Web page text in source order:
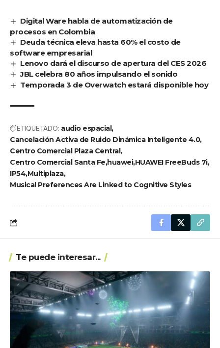
Digital Ware habla de automatización de
procesos en Colombia
Deuda técnica eleva hasta 60% el costo de
software empresarial
Lenovo dará el discurso de apertura del CES 2026
JBL celebra 80 años impulsando el sonido
Temporada 3 de Overwatch estará disponible hoy
ETIQUETADO: audio espacial
Cancelación Activa de Ruido Dinámica Inteligente 4.0
Centro Comercial Plaza Central
Centro Comercial Santa Fe huaweiHUAWEI FreeBuds 7i
IP54Multiplaza
Musical Preferences Are Linked to Cognitive Styles
Te puede interesar...